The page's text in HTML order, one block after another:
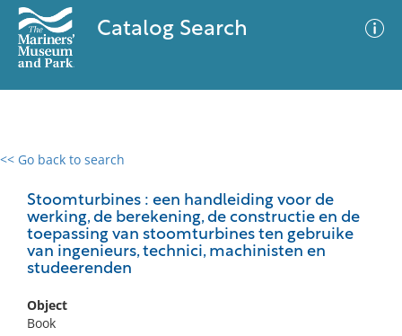
Catalog Search
<< Go back to search
Stoomturbines : een handleiding voor de
werking, de berekening, de constructie en de
toepassing van stoomturbines ten gebruike
van ingenieurs, technici, machinisten en
studeerenden
Object
Book
0 results
No results meet your criteria